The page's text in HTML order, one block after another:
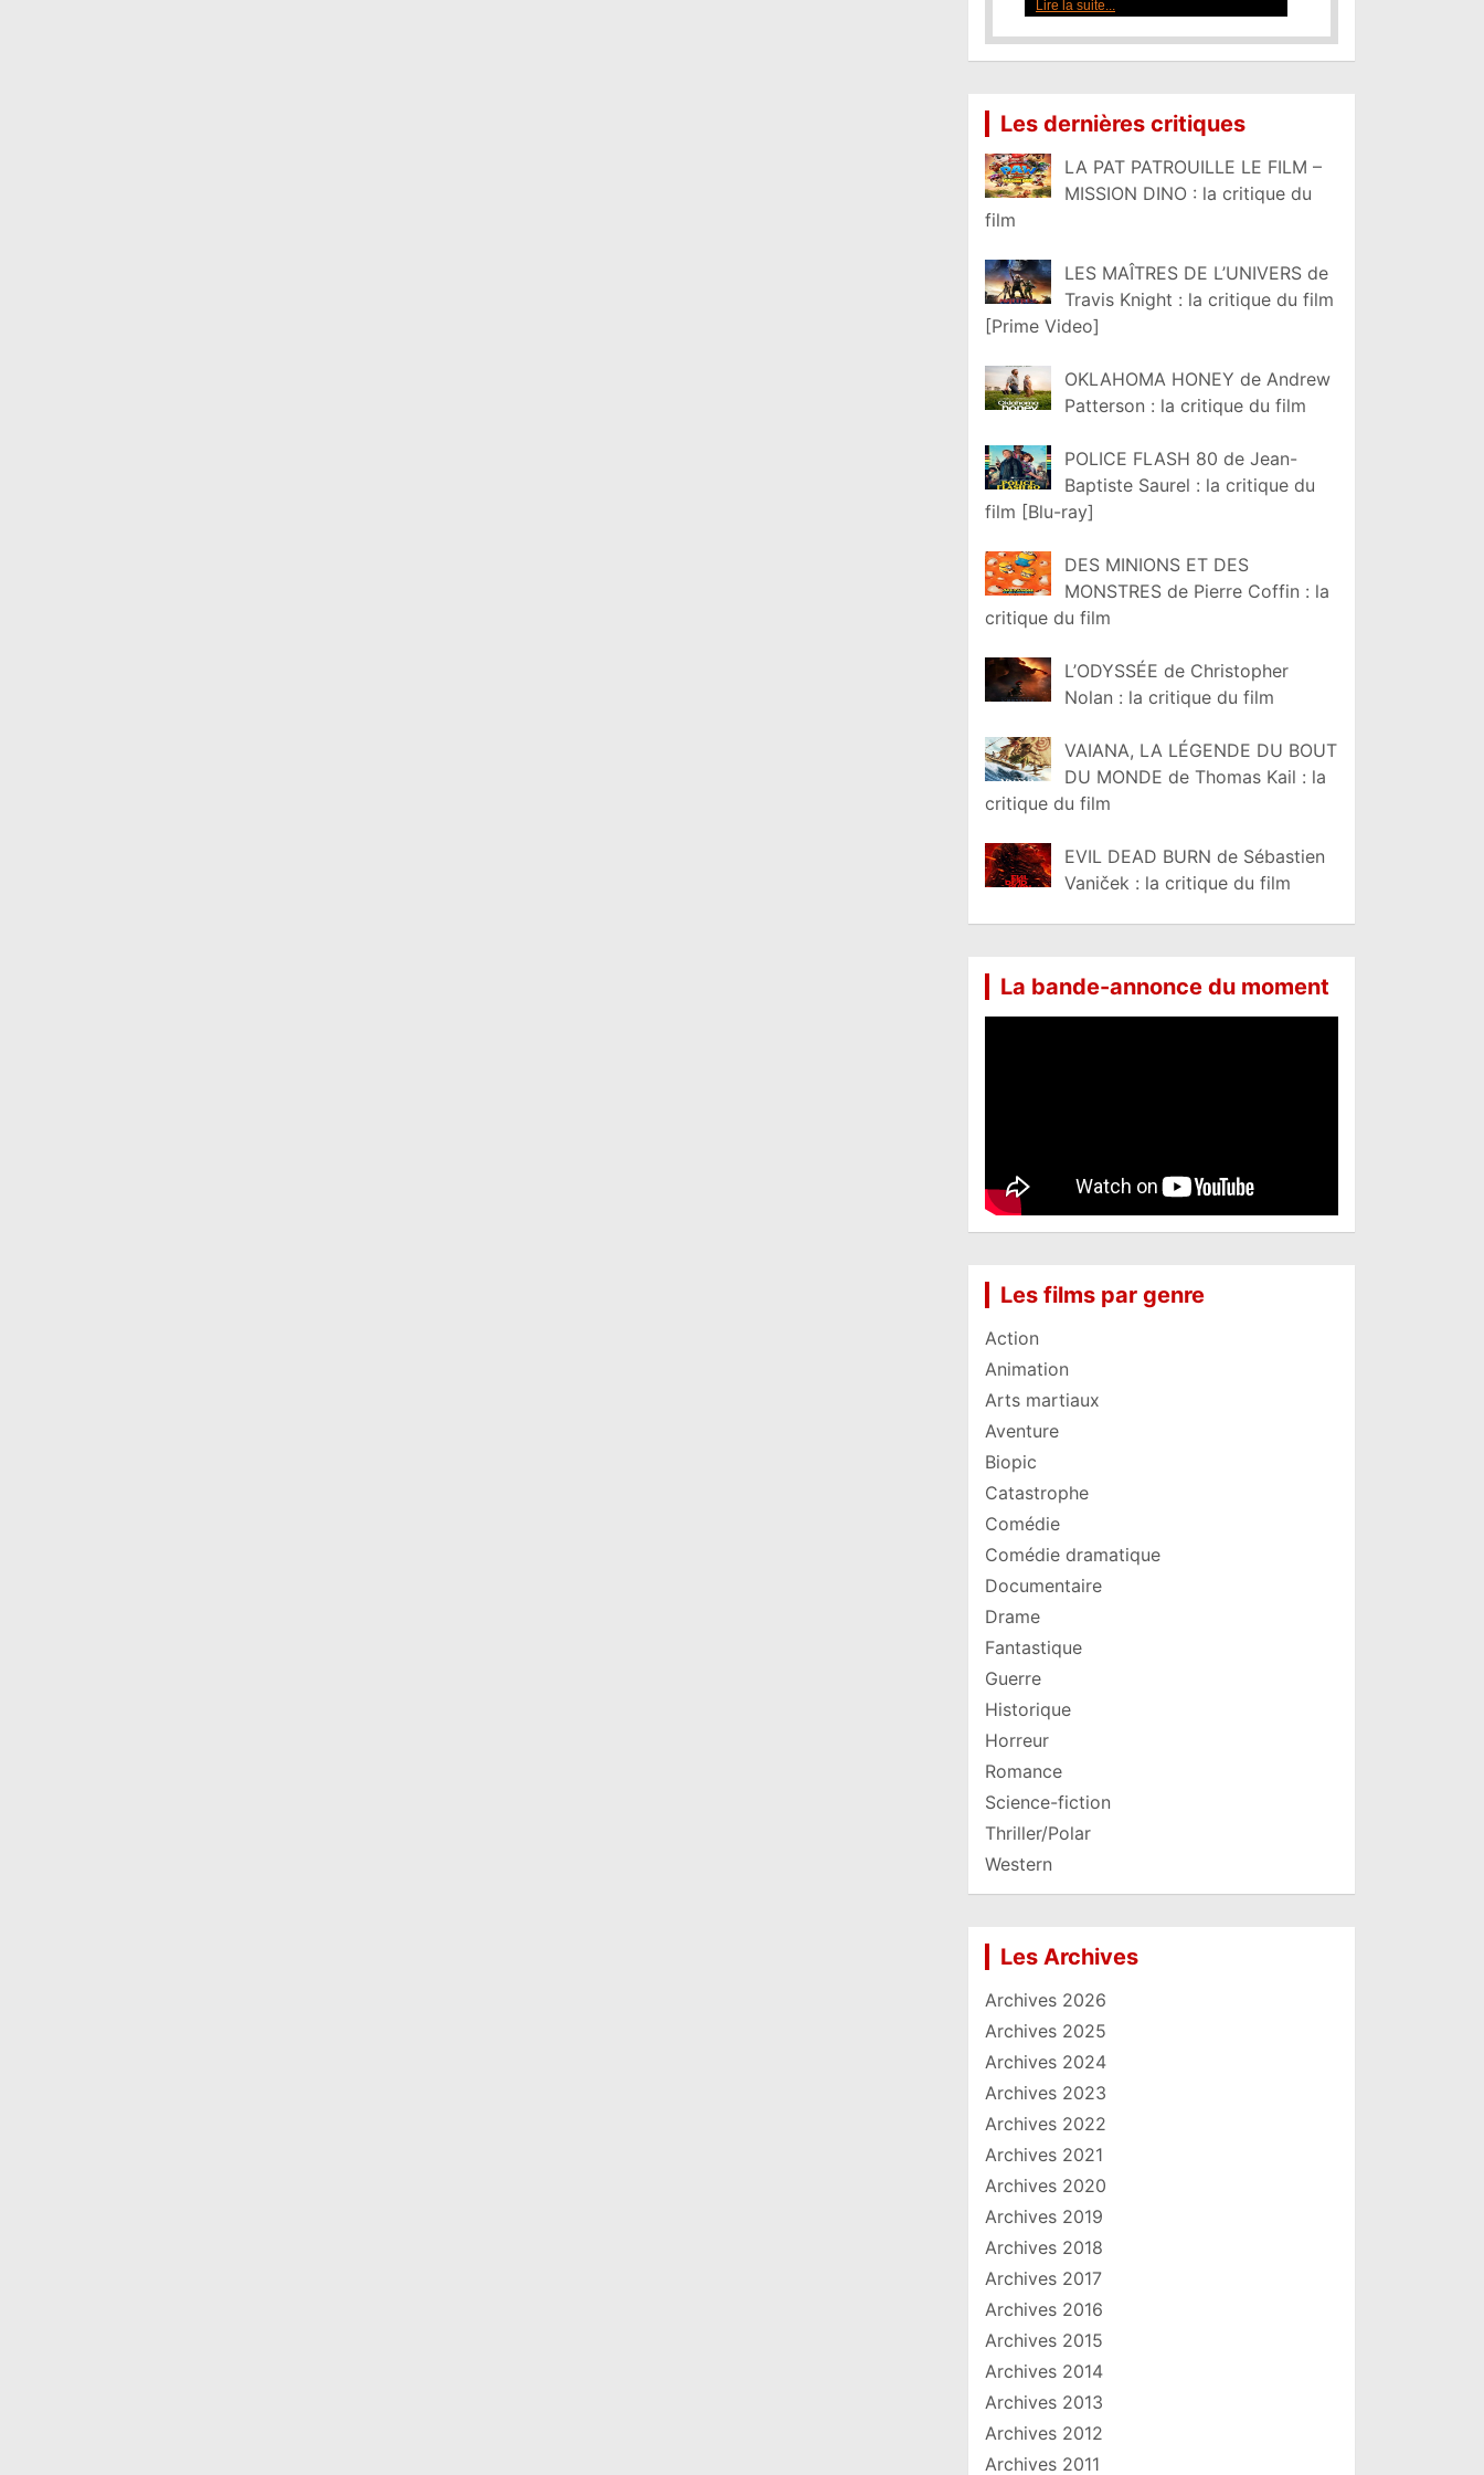
Lire la suite...
Les dernières critiques
LA PAT PATROUILLE LE FILM –
MISSION DINO : la critique du
film
LES MAÎTRES DE L’UNIVERS de
Travis Knight : la critique du film
[Prime Video]
OKLAHOMA HONEY de Andrew
Patterson : la critique du film
POLICE FLASH 80 de Jean-
Baptiste Saurel : la critique du
film [Blu-ray]
DES MINIONS ET DES
MONSTRES de Pierre Coffin : la
critique du film
L’ODYSSÉE de Christopher
Nolan : la critique du film
VAIANA, LA LÉGENDE DU BOUT
DU MONDE de Thomas Kail : la
critique du film
EVIL DEAD BURN de Sébastien
Vaniček : la critique du film
La bande-annonce du moment
Les films par genre
Action
Animation
Arts martiaux
Aventure
Biopic
Catastrophe
Comédie
Comédie dramatique
Documentaire
Drame
Fantastique
Guerre
Historique
Horreur
Romance
Science-fiction
Thriller/Polar
Western
Les Archives
Archives 2026
Archives 2025
Archives 2024
Archives 2023
Archives 2022
Archives 2021
Archives 2020
Archives 2019
Archives 2018
Archives 2017
Archives 2016
Archives 2015
Archives 2014
Archives 2013
Archives 2012
Archives 2011